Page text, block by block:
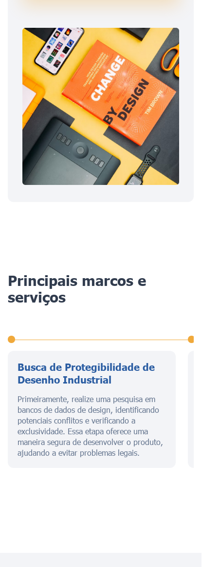
Principais marcos e
serviços
Busca de Protegibilidade de
Desenho Industrial
Primeiramente, realize uma pesquisa em
bancos de dados de design, identificando
potenciais conflitos e verificando a
exclusividade. Essa etapa oferece uma
maneira segura de desenvolver o produto,
ajudando a evitar problemas legais.